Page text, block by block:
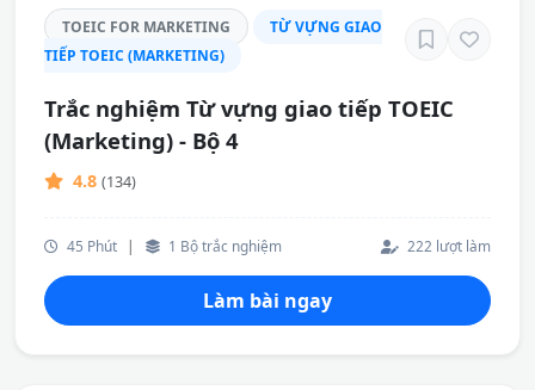
TOEIC FOR MARKETING
TỪ VỰNG GIAO
TIẾP TOEIC (MARKETING)
Trắc nghiệm Từ vựng giao tiếp TOEIC
(Marketing) - Bộ 4
4.8 (134)
45 Phút | 1 Bộ trắc nghiệm 222 lượt làm
Làm bài ngay